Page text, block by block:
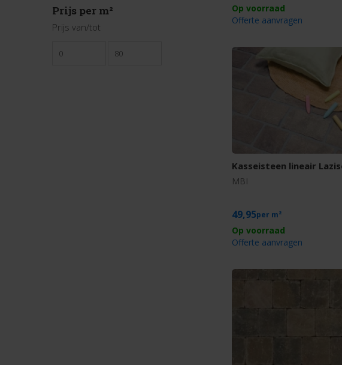
Prijs per m²
Prijs van/tot
Offerte aanvragen
Kasseisteen lineair
MBI
49,95 m²
Offerte aanvragen